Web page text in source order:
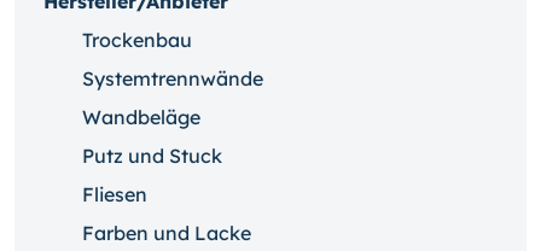
Trockenbau
Systemtrennwände
Wandbeläge
Putz und Stuck
Fliesen
Farben und Lacke